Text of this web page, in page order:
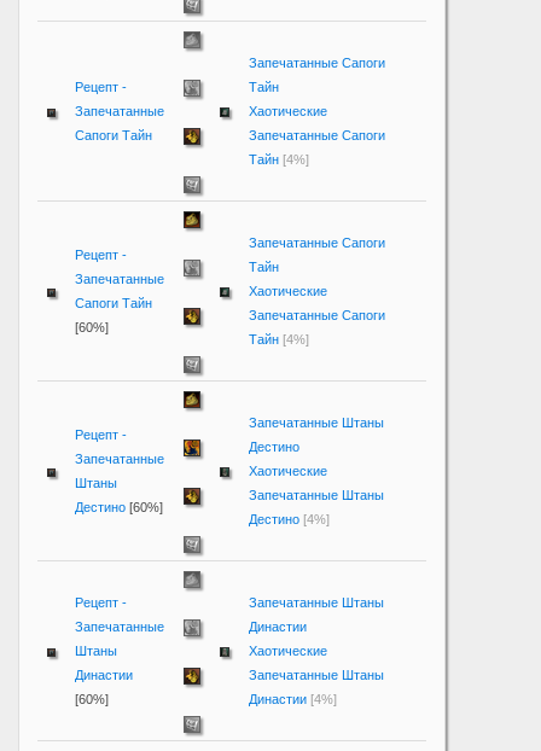
Рецепт -
Запечатанные
Сапоги Тайн
Запечатанные Сапоги
Тайн
Хаотические
Запечатанные Сапоги
Тайн [4%]
Рецепт -
Запечатанные
Сапоги Тайн
[60%]
Запечатанные Сапоги
Тайн
Хаотические
Запечатанные Сапоги
Тайн [4%]
Рецепт -
Запечатанные
Штаны
Дестино [60%]
Запечатанные Штаны
Дестино
Хаотические
Запечатанные Штаны
Дестино [4%]
Рецепт -
Запечатанные
Штаны
Династии
[60%]
Запечатанные Штаны
Династии
Хаотические
Запечатанные Штаны
Династии [4%]